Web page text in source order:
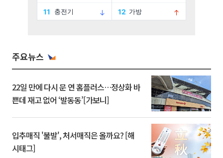
주요뉴스
22일 만에 다시 문 연 홈플러스…정상화 바
쁜데 재고 없어 ‘발동동’[가보니]
입추매직 '불발', 처서매직은 올까요? [해
시태그]